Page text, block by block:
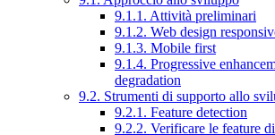
9.1.1. Attività preliminari
9.1.2. Web design
9.1.3. Mobile first
9.1.4. Progressive
degradation
9.2. Strumenti di supporto allo
9.2.1. Feature detection
9.2.2. Verificare le feature